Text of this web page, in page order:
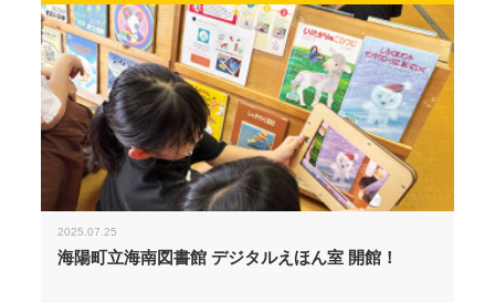
2025.07.25
海陽町立海南図書館 デジタルえほん室 開館！